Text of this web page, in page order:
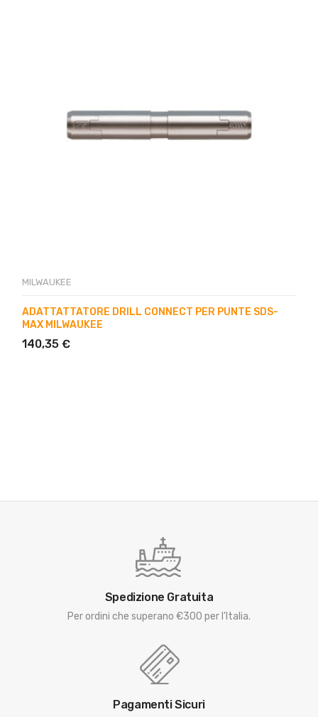
MILWAUKEE
ADATTATTATORE DRILL CONNECT PER PUNTE SDS-
MAX MILWAUKEE
140,35 €
Spedizione Gratuita
Per ordini che superano €300 per l'Italia.
Pagamenti Sicuri